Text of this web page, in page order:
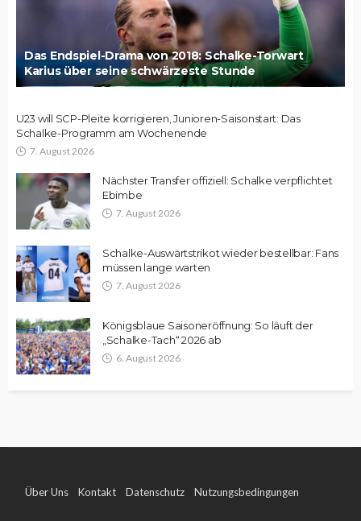
Das Endspiel-Drama von 2018: Schalke-Torwart
Karius über seine schwärzeste Stunde
U23 will SCP-Pleite korrigieren, Junioren-Saisonstart: Das
Schalke-Programm am Wochenende
7. August 2026
Nächster Transfer offiziell: Schalke verpflichtet
Ebimbe
7. August 2026
Schalke-Auswärtstrikot wieder bestellbar: Fans
müssen lange warten
7. August 2026
Königsblaue Saisoneröffnung: So läuft der
„Schalke-Tach“ 2026 ab
6. August 2026
Über Uns Kontakt Datenschutz Nutzungsbedingungen